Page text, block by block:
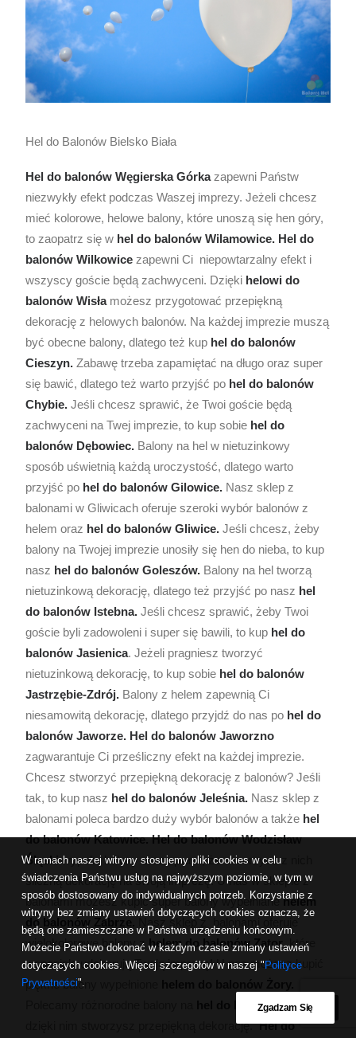
Hel do Balonów Bielsko Biała
Hel do balonów Węgierska Górka zapewni Państw
niezwykły efekt podczas Waszej imprezy. Jeżeli chcesz
mieć kolorowe, helowe balony, które unoszą się hen góry,
to zaopatrz się w hel do balonów Wilamowice. Hel do
balonów Wilkowice zapewni Ci niepowtarzalny efekt i
wszyscy goście będą zachwyceni. Dzięki helowi do
balonów Wisła możesz przygotować przepiękną
dekorację z helowych balonów. Na każdej imprezie muszą
być obecne balony, dlatego też kup hel do balonów
Cieszyn. Zabawę trzeba zapamiętać na długo oraz super
się bawić, dlatego też warto przyjść po hel do balonów
Chybie. Jeśli chcesz sprawić, że Twoi goście będą
zachwyceni na Twej imprezie, to kup sobie hel do
balonów Dębowiec. Balony na hel w nietuzinkowy
sposób uświetnią każdą uroczystość, dlatego warto
przyjść po hel do balonów Gilowice. Nasz sklep z
balonami w Gliwicach oferuje szeroki wybór balonów z
helem oraz hel do balonów Gliwice. Jeśli chcesz, żeby
balony na Twojej imprezie unosiły się hen do nieba, to kup
nasz hel do balonów Goleszów. Balony na hel tworzą
nietuzinkową dekorację, dlatego też przyjść po nasz hel
do balonów Istebna. Jeśli chcesz sprawić, żeby Twoi
goście byli zadowoleni i super się bawili, to kup hel do
balonów Jasienica. Jeżeli pragniesz tworzyć
nietuzinkową dekorację, to kup sobie hel do balonów
Jastrzębie-Zdrój. Balony z helem zapewnią Ci
niesamowitą dekorację, dlatego przyjdź do nas po hel do
balonów Jaworze. Hel do balonów Jaworzno
zagwarantuje Ci prześliczny efekt na każdej imprezie.
Chcesz stworzyć przepiękną dekorację z balonów? Jeśli
tak, to kup nasz hel do balonów Jeleśnia. Nasz sklep z
balonami poleca bardzo duży wybór balonów a także hel
do balonów Katowice. Hel do balonów Wodzisław
Śląskiwypełni balony oraz sprawi, że stworzysz z nich
śliczną dekorację na swoją imprezę. U nas w sklepie z
balonami możesz kupić super balony wypełnianehelem
do balonów
Zabrze.
Nasz sklep z balonami oferuje
wielokolorowe balony z helem do balonów Zator, które
wspaniale udekorują Twoją imprezę! U nas możesz kupić
piękne balony wypełnione
hel do balonów Żywiec,
dzięki nim stworzysz przepiękną dekorację.Hel do
W ramach naszej witryny stosujemy pliki cookies w celu
świadczenia Państwu usług na najwyższym poziomie, w tym w
sposób dostosowany do indywidualnych potrzeb. Korzystanie z
witryny bez zmiany ustawień dotyczących cookies oznacza, że
będą one zamieszczane w Państwa urządzeniu końcowym.
Możecie Państwo dokonać w każdym czasie zmiany ustawień
dotyczących cookies. Więcej szczegółów w naszej " Polityce
Prywatności".
Zgadzam Się